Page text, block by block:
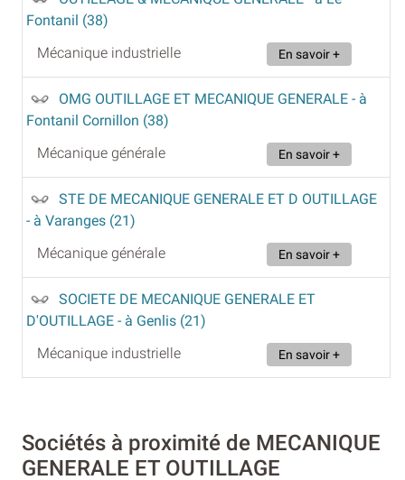
Fontanil (38)
Mécanique industrielle
En savoir +
OMG OUTILLAGE ET MECANIQUE GENERALE - à
Fontanil Cornillon (38)
Mécanique générale
En savoir +
STE DE MECANIQUE GENERALE ET D OUTILLAGE
- à Varanges (21)
Mécanique générale
En savoir +
SOCIETE DE MECANIQUE GENERALE ET
D'OUTILLAGE - à Genlis (21)
Mécanique industrielle
En savoir +
Sociétés à proximité de MECANIQUE
GENERALE ET OUTILLAGE